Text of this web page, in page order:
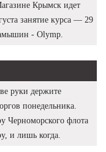
Крымск идет
занятие курса — 29
- Olymp.
руки держите
понедельника.
Черноморского флота
и лишь когда.